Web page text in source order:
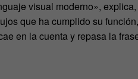
visual moderno»,
que ha cumplido su
en la cuenta y repasa la